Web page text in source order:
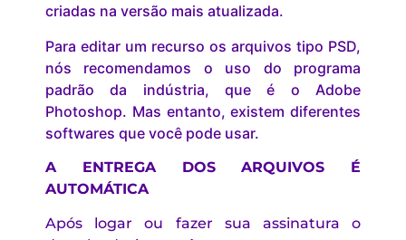
criadas na versão mais atualizada.
Para editar um recurso os arquivos tipo PSD,
nós recomendamos o uso do programa
padrão da indústria, que é o Adobe
Photoshop. Mas entanto, existem diferentes
softwares que você pode usar.
A ENTREGA DOS ARQUIVOS É
AUTOMÁTICA
Após logar ou fazer sua assinatura o